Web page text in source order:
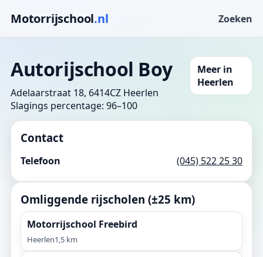
Motorrijschool.nl Zoeken
Autorijschool Boy
Adelaarstraat 18, 6414CZ Heerlen
Slagings percentage: 96–100
Meer in
Heerlen
Contact
Telefoon (045) 522 25 30
Omliggende rijscholen (±25 km)
Motorrijschool Freebird
Heerlen1,5 km